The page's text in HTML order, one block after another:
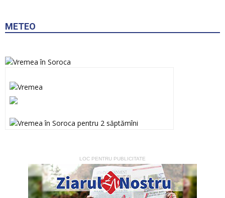
METEO
LOC PENTRU PUBLICITATE